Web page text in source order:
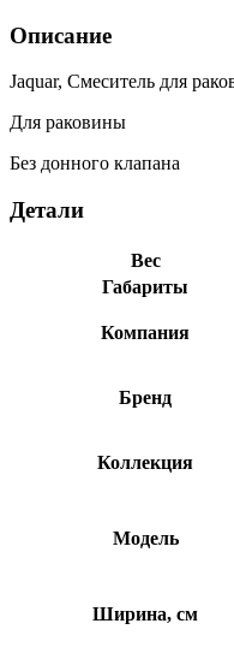
рычаж.,
Хром
CHR-
29009B
Описание
Jaquar, Смеситель для
Для раковины
Без донного клапана
Детали
Вес
Габариты
Компания
Бренд
Коллекция
Модель
Ширина, см